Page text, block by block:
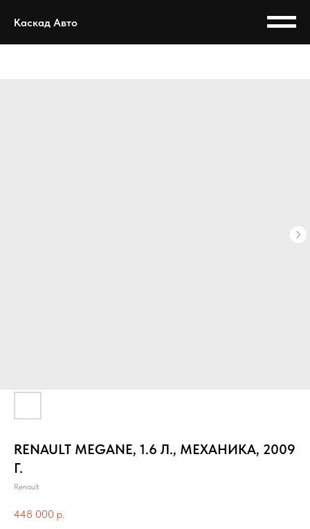
Каскад Авто
RENAULT MEGANE, 1.6 Л., МЕХАНИКА, 2009
Г.
Renault
448 000 р.